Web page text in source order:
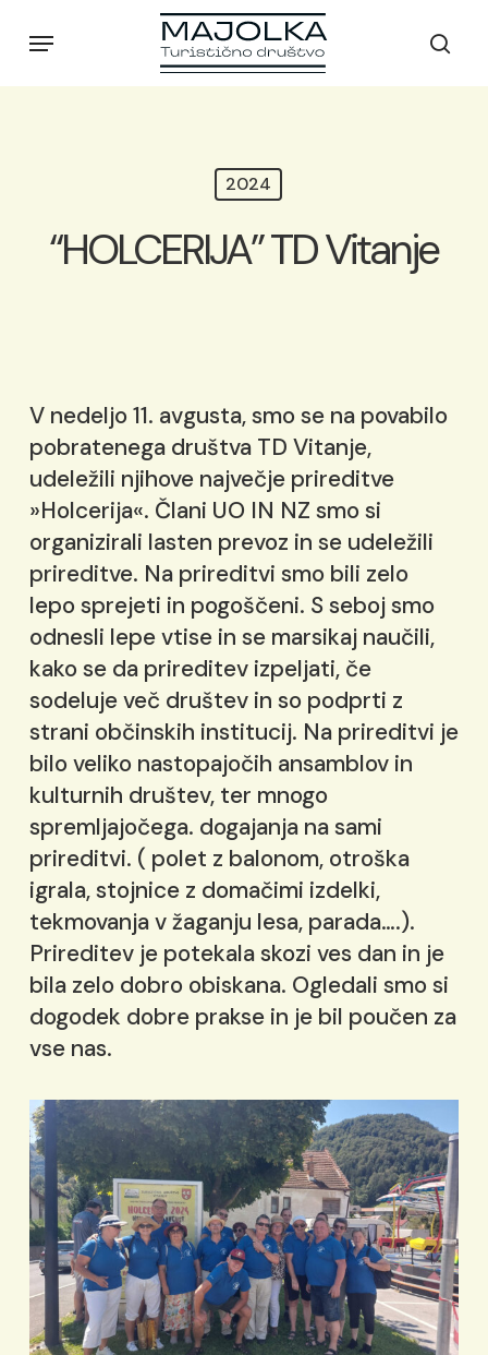
Menu
2024
“HOLCERIJA” TD Vitanje
V nedeljo 11. avgusta, smo se na povabilo
pobratenega društva TD Vitanje,
udeležili njihove največje prireditve
»Holcerija«. Člani UO IN NZ smo si
organizirali lasten prevoz in se udeležili
prireditve. Na prireditvi smo bili zelo
lepo sprejeti in pogoščeni. S seboj smo
odnesli lepe vtise in se marsikaj naučili,
kako se da prireditev izpeljati, če
sodeluje več društev in so podprti z
strani občinskih institucij. Na prireditvi je
bilo veliko nastopajočih ansamblov in
kulturnih društev, ter mnogo
spremljajočega. dogajanja na sami
prireditvi. ( polet z balonom, otroška
igrala, stojnice z domačimi izdelki,
tekmovanja v žaganju lesa, parada….).
Prireditev je potekala skozi ves dan in je
bila zelo dobro obiskana. Ogledali smo si
dogodek dobre prakse in je bil poučen za
vse nas.